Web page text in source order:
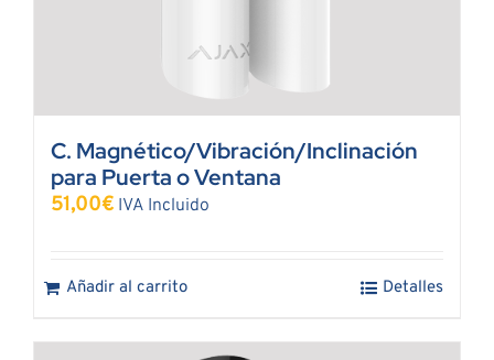
C. Magnético/Vibración/Inclinación
para Puerta o Ventana
51,00€ IVA Incluido
Añadir al carrito Detalles